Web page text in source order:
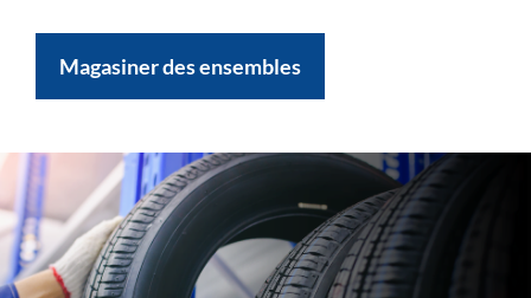
Magasiner des ensembles